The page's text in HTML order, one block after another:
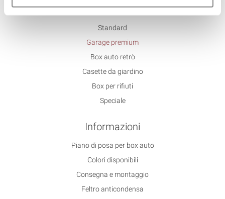
Offerta
Standard
Garage premium
Box auto retrò
Casette da giardino
Box per rifiuti
Speciale
Informazioni
Piano di posa per box auto
Colori disponibili
Consegna e montaggio
Feltro anticondensa